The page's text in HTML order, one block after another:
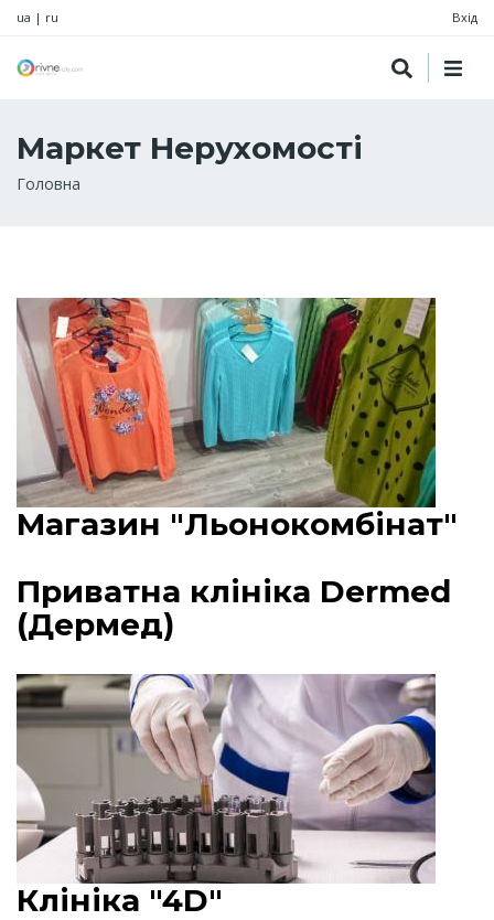
ua | ru Вхід
Маркет Нерухомості
Рядок
Головна
Магазин "Льонокомбінат"
Приватна клініка Dermed
(Дермед)
Клініка "4D"